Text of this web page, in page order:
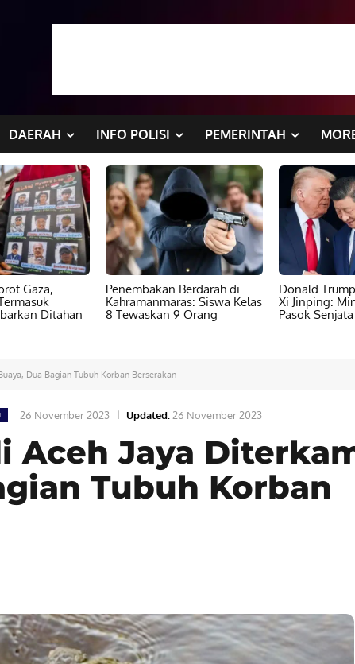
DAERAH INFO POLISI PEMERINTAH
Gaza,
Ditahan
Penembakan Berdarah di
Kahramanmaras: Siswa Kelas
8 Tewaskan 9 Orang
Donald
Xi Jinping:
Pasok
Dua Bagian Tubuh Korban Berserakan
26 November 2023 Updated: 26 November 2023
Aceh Jaya
Tubuh Korban